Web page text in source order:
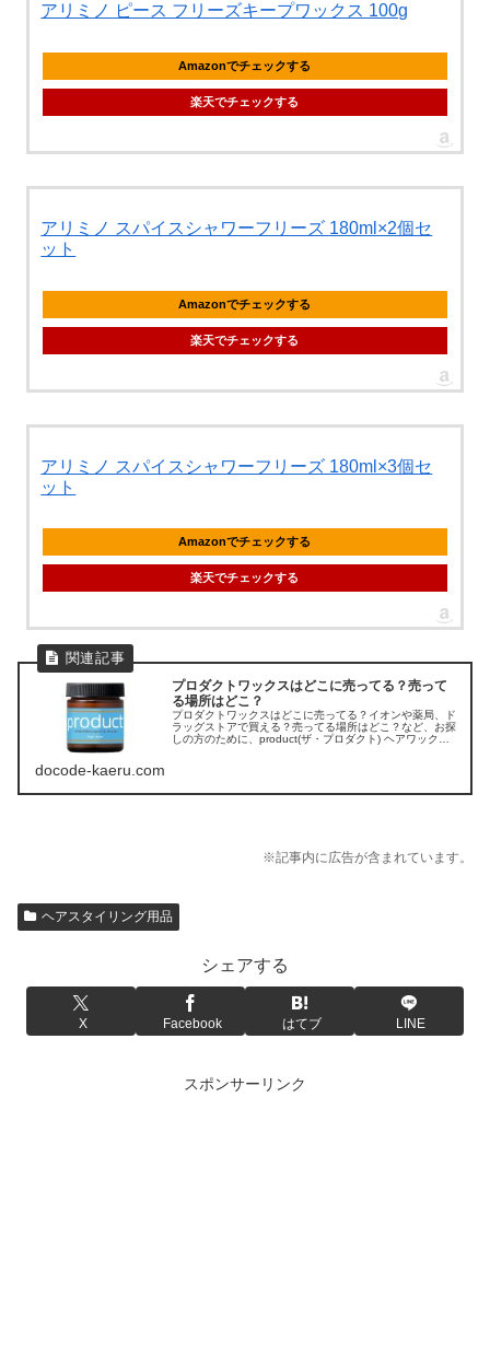
アリミノ ピース フリーズキープワックス 100g
Amazonでチェックする
楽天でチェックする
アリミノ スパイスシャワーフリーズ 180ml×2個セ
ット
Amazonでチェックする
楽天でチェックする
アリミノ スパイスシャワーフリーズ 180ml×3個セ
ット
Amazonでチェックする
楽天でチェックする
プロダクトワックスはどこに売ってる？売って
る場所はどこ？
プロダクトワックスはどこに売ってる？イオンや薬局、ド
ラッグストアで買える？売ってる場所はどこ？など、お探
しの方のために、product(ザ・プロダクト) ヘアワックス
docode-kaeru.com
※記事内に広告が含まれています。
ヘアスタイリング用品
シェアする
X Facebook はてブ LINE
スポンサーリンク